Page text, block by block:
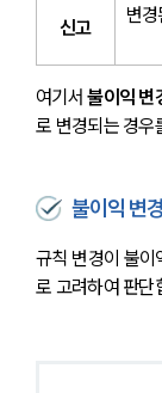
신고
변
여기서 불이익 변
로 변경되는 경우
불이익 변
규칙 변경이 불이
로 고려하여 판단